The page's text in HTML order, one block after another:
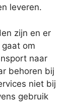
leveren.
zijn en er
om
naar
behoren bij
niet bij
gebruik